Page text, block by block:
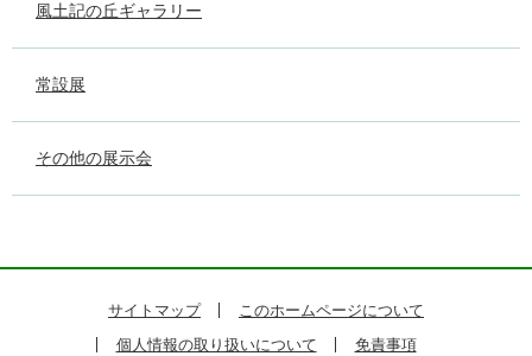
風土記の丘ギャラリー
常設展
その他の展示会
サイトマップ
このホームページについて
個人情報の取り扱いについて
免責事項